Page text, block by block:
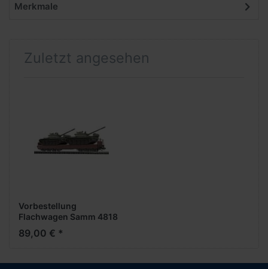
Merkmale
Zuletzt angesehen
Vorbestellung
Flachwagen Samm 4818
T-55A -1:120- ***Busch
News 01 2026***
89,00 € *